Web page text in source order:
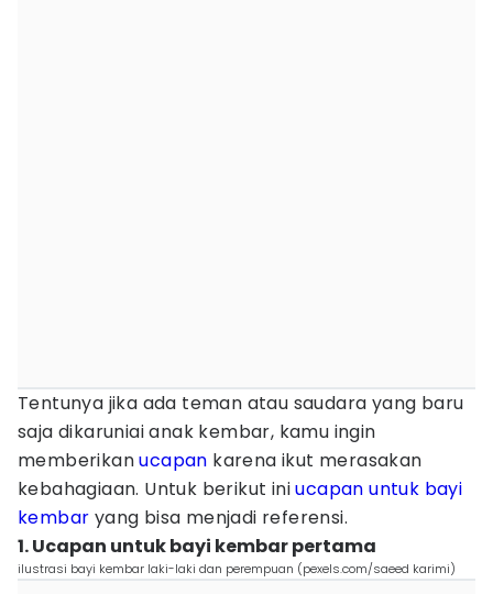
Tentunya jika ada teman atau saudara yang baru
saja dikaruniai anak kembar, kamu ingin
memberikanucapan karena ikut merasakan
kebahagiaan. Untuk berikut iniucapan untuk bayi
kembar yang bisa menjadi referensi.
1. Ucapan untuk bayi kembar pertama
ilustrasi bayi kembar laki-laki dan perempuan (pexels.com/saeed karimi)